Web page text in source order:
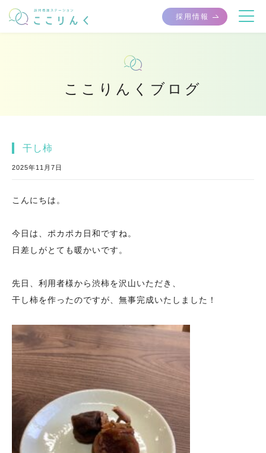
採用情報
ここりんくブログ
干し柿
2025年11月7日
こんにちは。
今日は、ポカポカ日和ですね。
日差しがとても暖かいです。
先日、利用者様から渋柿を沢山いただき、
干し柿を作ったのですが、無事完成いたしました！